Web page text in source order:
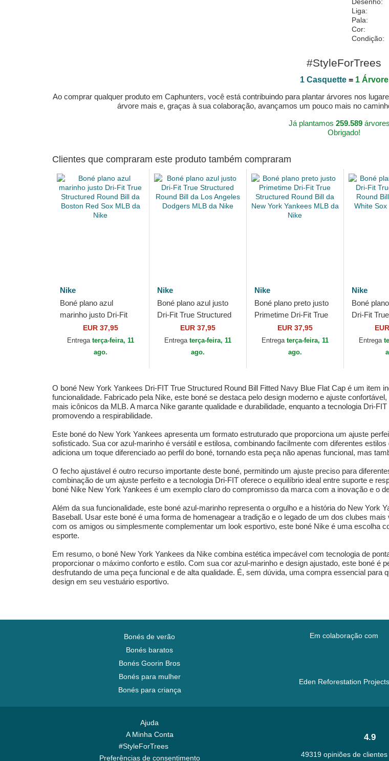
Liga:
Pala:
Cor:
Condição:
#StyleForTrees
1 Casquette= 1 Árvore
Ao comprar qualquer produto em Caphunters, você está contribuindo para plantar árvores nos
árvore mais e, graças à sua colaboração, avançamos um pouco mais no
Já plantamos 259.589árvores
Obrigado!
Clientes que compraram este produto também compraram
Nike
Boné plano azul
marinho justo Dri-Fit
True Structured Round
Bill da Boston Red Sox
MLB da Nike
EUR 37,95
Entrega terça-feira, 11
ago.
Nike
Boné plano azul justo
Dri-Fit True Structured
Round Bill da Los
Angeles Dodgers MLB
EUR 37,95
Entrega terça-feira, 11
ago.
Nike
Boné plano preto justo
Primetime Dri-Fit True
Structured Round Bill da
New York Yankees
MLB da Nike
EUR 37,95
Entrega terça-feira, 11
ago.
Nike
Boné
Dri-Fit
Round Bill
White Sox
Entrega
O boné New York Yankees Dri-FIT True Structured Round Bill Fitted Navy Blue Flat Cap é um item
funcionalidade. Fabricado pela Nike, este boné se destaca pelo design moderno e ajuste
mais icônicos da MLB. A marca Nike garante qualidade e durabilidade, enquanto a tecnologia Dri-
promovendo a respirabilidade.
Este boné do New York Yankees apresenta um formato estruturado que proporciona um ajuste
sofisticado. Sua cor azul-marinho é versátil e estilosa, combinando facilmente com diferentes
adiciona um toque diferenciado ao perfil do boné, tornando esta peça não apenas funcional, mas
O fecho ajustável é outro recurso importante deste boné, permitindo um ajuste preciso para
combinação de um ajuste perfeito e a tecnologia Dri-FIT oferece o equilíbrio ideal entre suporte e
boné Nike New York Yankees é um exemplo claro do compromisso da marca com a inovação e o
Além da sua funcionalidade, este boné azul-marinho representa o orgulho e a história do New York
Baseball. Usar este boné é uma forma de homenagear a tradição e o legado de um dos clubes
com os amigos ou simplesmente complementar um look esportivo, este boné Nike é uma escolha
esporte.
Em resumo, o boné New York Yankees da Nike combina estética impecável com tecnologia de
proporcionar o máximo conforto e estilo. Com sua cor azul-marinho e design ajustado, este boné é
desfrutando de uma peça funcional e de alta qualidade. É, sem dúvida, uma compra essencial
design em seu vestuário esportivo.
Bonés de verão
Bonés baratos
Bonés Goorin Bros
Bonés para mulher
Bonés para criança
Em colaboração com
Eden Reforestation Projects
Ajuda
A Minha Conta
#StyleForTrees
Preferências de consentimento
4.9
49319 opiniões de clientes